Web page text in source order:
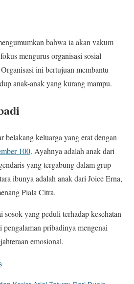
bahwa ia akan vakum
mengurus organisasi sosial
ini bertujuan membantu
anak-anak yang kurang mampu.
keluarga yang erat dengan
100. Ayahnya adalah anak dari
yang tergabung dalam grup
ibunya adalah anak dari Joice Erna,
Piala Citra.
yang peduli terhadap kesehatan
pengalaman pribadinya mengenai
emosional.